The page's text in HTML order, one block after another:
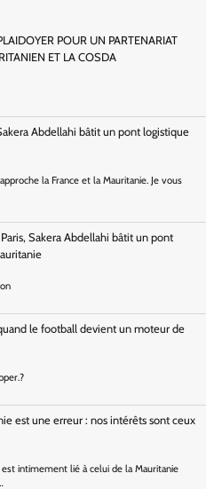
POUR UN PARTENARIAT
ET LA COSDA
Abdellahi bâtit un pont logistique
la France et la Mauritanie. Je vous
Sakera Abdellahi bâtit un pont
le football devient un moteur de
est une erreur : nos intérêts sont ceux
intimement lié à celui de la Mauritanie